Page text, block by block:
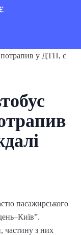
пасажирського
частину з них